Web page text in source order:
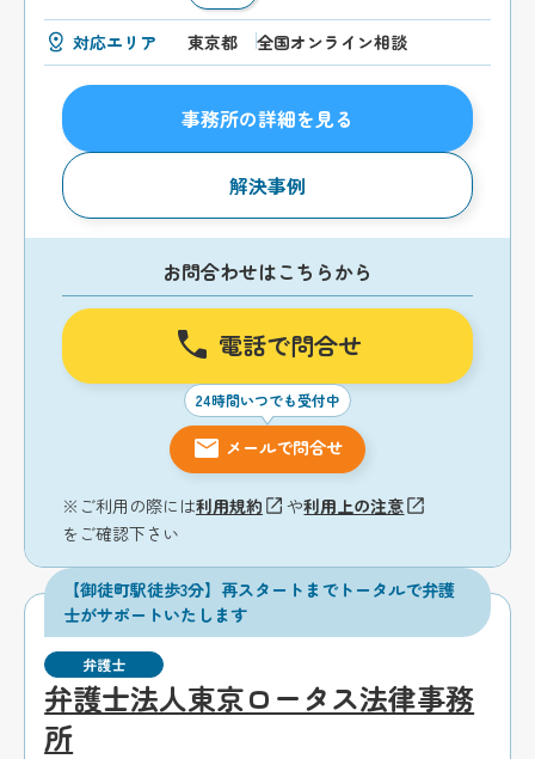
対応エリア 東京都 全国オンライン相談
事務所の詳細を見る
解決事例
お問合わせはこちらから
電話で問合せ
24時間いつでも受付中
メールで問合せ
※ご利用の際には利用規約 や利用上の注意
をご確認下さい
【御徒町駅徒歩3分】再スタートまでトータルで弁護
士がサポートいたします
弁護士
弁護士法人東京ロータス法律事務
所